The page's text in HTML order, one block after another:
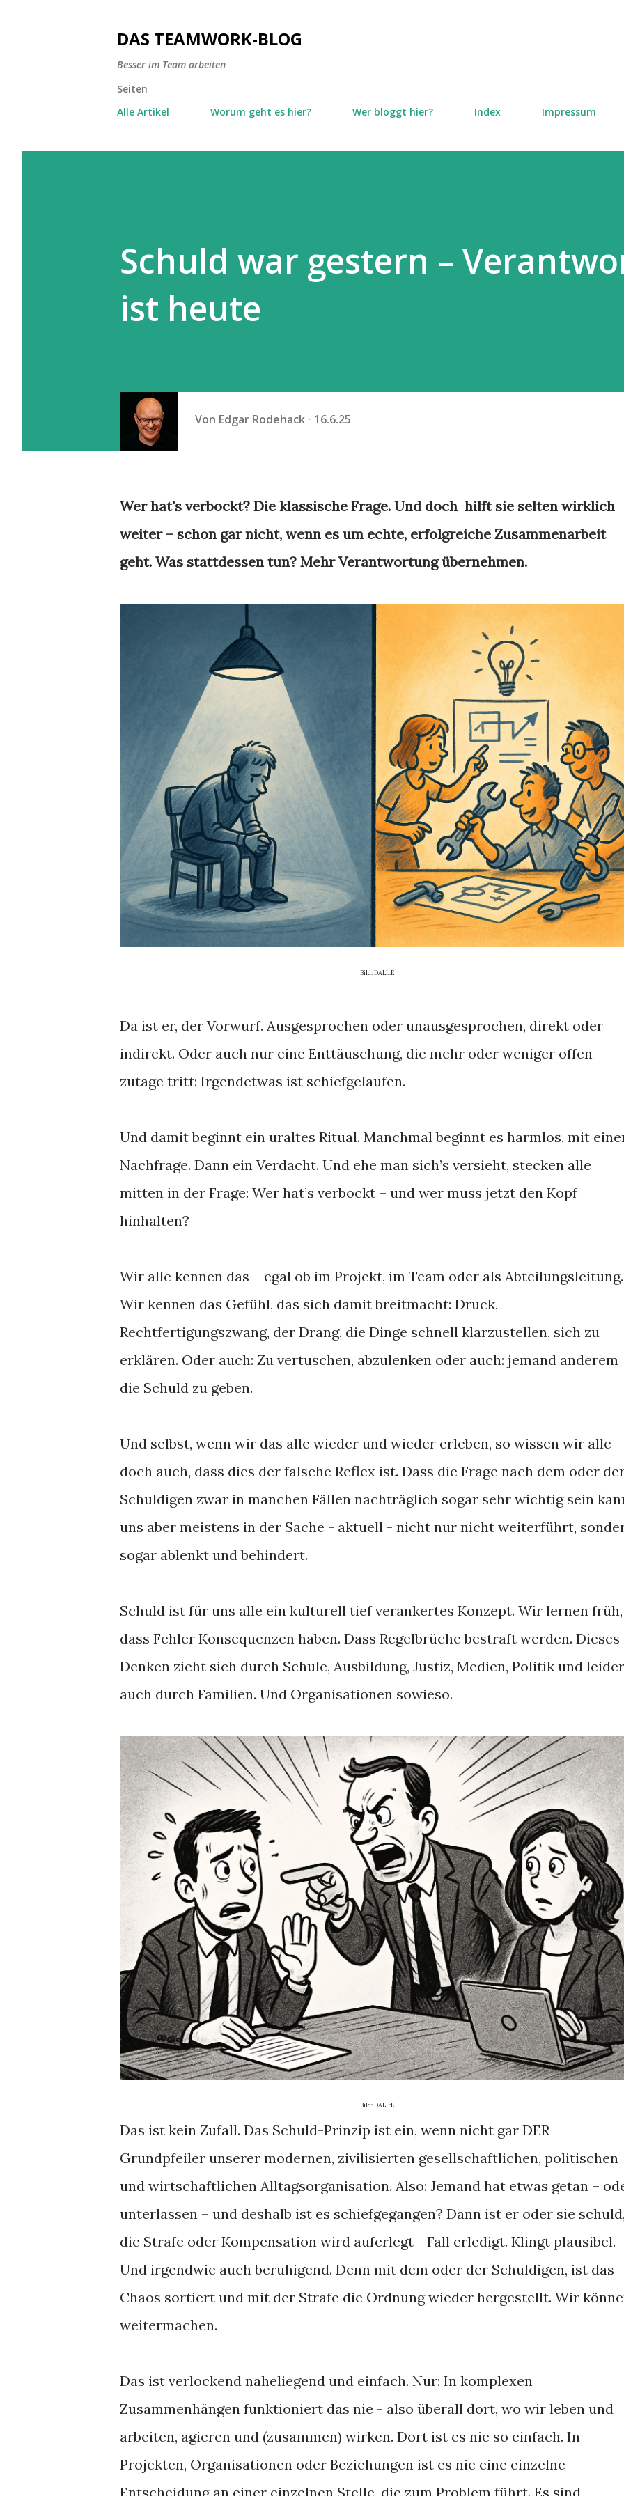
DAS TEAMWORK-BLOG
Besser im Team arbeiten
Seiten
Alle Artikel
Worum geht es hier? Wer bloggt hier? Index Impressum
Schuld war gestern –
ist heute
Von Edgar Rodehack 16.6.25
Wer hat's verbockt? Die klassische Frage. Und doch hilft sie selten wirklich
weiter – schon gar nicht, wenn es um echte, erfolgreiche Zusammenarbeit
geht. Was stattdessen tun? Mehr Verantwortung übernehmen.
Bild: DALL:E
Da ist er, der Vorwurf. Ausgesprochen oder unausgesprochen, direkt oder
indirekt. Oder auch nur eine Enttäuschung, die mehr oder weniger offen
zutage tritt: Irgendetwas ist schiefgelaufen.
Und damit beginnt ein uraltes Ritual. Manchmal beginnt es harmlos, mit
Nachfrage. Dann ein Verdacht. Und ehe man sich’s versieht, stecken alle
mitten in der Frage: Wer hat’s verbockt – und wer muss jetzt den Kopf
hinhalten?
Wir alle kennen das – egal ob im Projekt, im Team oder als Abteilungsleitung.
Wir kennen das Gefühl, das sich damit breitmacht: Druck,
Rechtfertigungszwang, der Drang, die Dinge schnell klarzustellen, sich zu
erklären. Oder auch: Zu vertuschen, abzulenken oder auch: jemand anderem
die Schuld zu geben.
Und selbst, wenn wir das alle wieder und wieder erleben, so wissen wir alle
doch auch, dass dies der falsche Reflex ist. Dass die Frage nach dem oder
Schuldigen zwar in manchen Fällen nachträglich sogar sehr wichtig sein
uns aber meistens in der Sache - aktuell - nicht nur nicht weiterführt,
sogar ablenkt und behindert.
Schuld ist für uns alle ein kulturell tief verankertes Konzept. Wir lernen früh,
dass Fehler Konsequenzen haben. Dass Regelbrüche bestraft werden. Dieses
Denken zieht sich durch Schule, Ausbildung, Justiz, Medien, Politik und leider
auch durch Familien. Und Organisationen sowieso.
Bild: DALL:E
Das ist kein Zufall. Das Schuld-Prinzip ist ein, wenn nicht gar DER
Grundpfeiler unserer modernen, zivilisierten gesellschaftlichen, politischen
und wirtschaftlichen Alltagsorganisation. Also: Jemand hat etwas getan –
unterlassen – und deshalb ist es schiefgegangen? Dann ist er oder sie
die Strafe oder Kompensation wird auferlegt - Fall erledigt. Klingt plausibel.
Und irgendwie auch beruhigend. Denn mit dem oder der Schuldigen, ist das
Chaos sortiert und mit der Strafe die Ordnung wieder hergestellt. Wir
weitermachen.
Das ist verlockend naheliegend und einfach. Nur: In komplexen
Zusammenhängen funktioniert das nie - also überall dort, wo wir leben und
arbeiten, agieren und (zusammen) wirken. Dort ist es nie so einfach. In
Projekten, Organisationen oder Beziehungen ist es nie eine einzelne
Entscheidung an einer einzelnen Stelle, die zum Problem führt. Es sind